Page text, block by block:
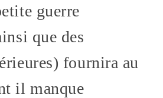
guerre
que des
fournira au
il manque